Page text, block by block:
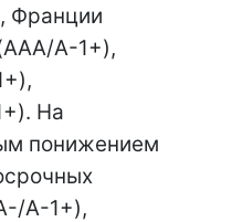
Франции
A-1+),
На
понижением
A-1+),